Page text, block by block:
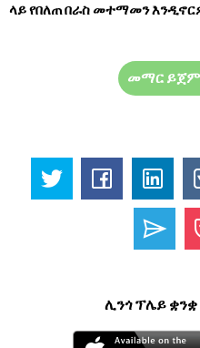
ላይ የበለጠ በራስ መተማመን
መማር
ሊንጎ ፕሌይ